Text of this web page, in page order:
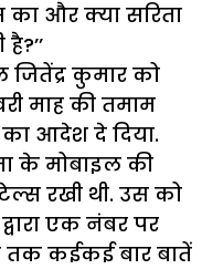
और क्या सरिता
कुमार को
माह की तमाम
आदेश दे दिया.
के मोबाइल की
रखी थी. उस को
एक नंबर पर
तक कईकई बार बातें